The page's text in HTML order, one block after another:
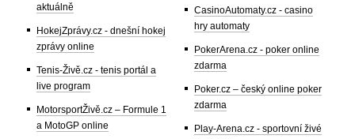
aktuálně
HokejZprávy.cz - dnešní hokej
zprávy online
Tenis-Živě.cz - tenis portál a
live program
MotorsportŽivě.cz – Formule 1
a MotoGP online
CasinoAutomaty.cz - casino
hry automaty
PokerArena.cz - poker online
zdarma
Poker.cz – český online poker
zdarma
Play-Arena.cz - sportovní živé